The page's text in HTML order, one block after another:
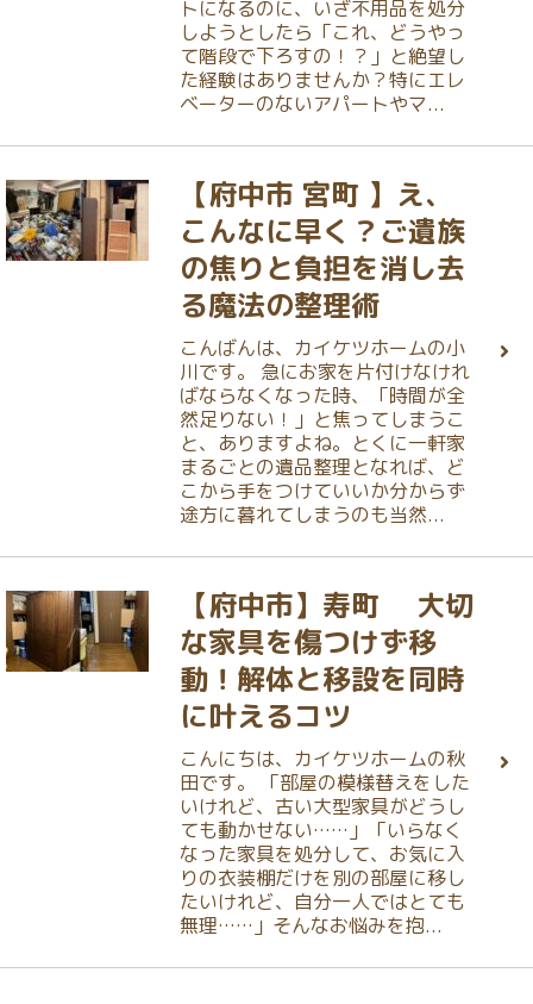
トになるのに、いざ不用品を処分
しようとしたら「これ、どうやっ
て階段で下ろすの！？」と絶望し
た経験はありませんか？特にエレ
ベーターのないアパートやマ...
【府中市 宮町 】え、
こんなに早く？ご遺族
の焦りと負担を消し去
る魔法の整理術
こんばんは、カイケツホームの小
川です。 急にお家を片付けなけれ
ばならなくなった時、「時間が全
然足りない！」と焦ってしまうこ
と、ありますよね。とくに一軒家
まるごとの遺品整理となれば、ど
こから手をつけていいか分からず
途方に暮れてしまうのも当然...
【府中市】寿町 大切
な家具を傷つけず移
動！解体と移設を同時
に叶えるコツ
こんにちは、カイケツホームの秋
田です。 「部屋の模様替えをした
いけれど、古い大型家具がどうし
ても動かせない……」「いらなく
なった家具を処分して、お気に入
りの衣装棚だけを別の部屋に移し
たいけれど、自分一人ではとても
無理……」そんなお悩みを抱...